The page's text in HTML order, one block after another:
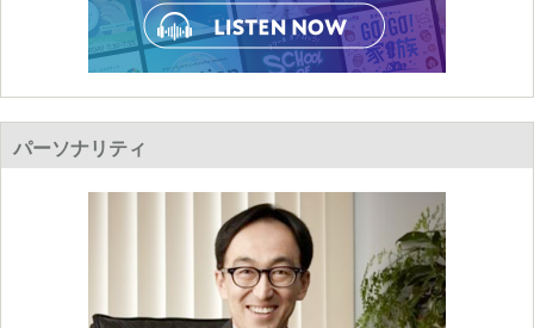
パーソナリティ